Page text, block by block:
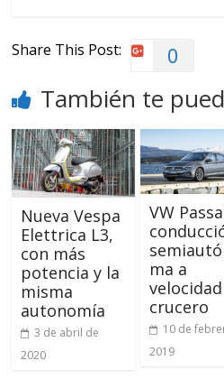
Share This Post: 0
También te
Nueva Vespa
Elettrica L3,
con más
potencia y la
misma
autonomía
3 de abril de
2020
VW
ma a
velocidad
crucero
10 de
2019